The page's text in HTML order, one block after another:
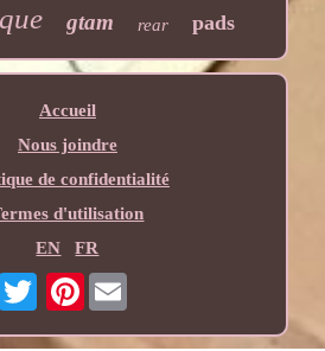
gtam rear pads
Accueil
Nous joindre
de confidentialité
d'utilisation
EN
FR
Pinterest